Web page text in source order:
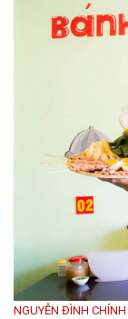
NGUYỄN ĐÌNH CHÍNH